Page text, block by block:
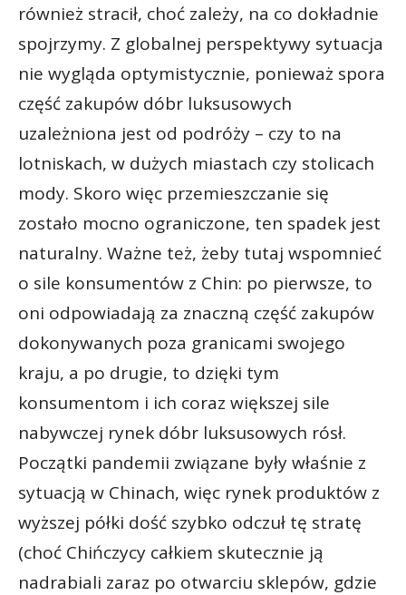
również stracił, choć zależy, na co dokładnie
spojrzymy. Z globalnej perspektywy sytuacja
nie wygląda optymistycznie, ponieważ spora
część zakupów dóbr luksusowych
uzależniona jest od podróży – czy to na
lotniskach, w dużych miastach czy stolicach
mody. Skoro więc przemieszczanie się
zostało mocno ograniczone, ten spadek jest
naturalny. Ważne też, żeby tutaj wspomnieć
o sile konsumentów z Chin: po pierwsze, to
oni odpowiadają za znaczną część zakupów
dokonywanych poza granicami swojego
kraju, a po drugie, to dzięki tym
konsumentom i ich coraz większej sile
nabywczej rynek dóbr luksusowych rósł.
Początki pandemii związane były właśnie z
sytuacją w Chinach, więc rynek produktów z
wyższej półki dość szybko odczuł tę stratę
(choć Chińczycy całkiem skutecznie ją
nadrabiali zaraz po otwarciu sklepów, gdzie